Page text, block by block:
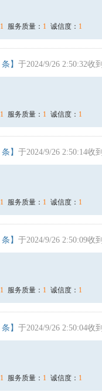
1 服务质量： 1 诚信度： 1
条】 于2024/9/26 2:50:32收到
1 服务质量： 1 诚信度： 1
条】 于2024/9/26 2:50:14收到
1 服务质量： 1 诚信度： 1
条】 于2024/9/26 2:50:09收到
1 服务质量： 1 诚信度： 1
条】 于2024/9/26 2:50:04收到
1 服务质量： 1 诚信度： 1